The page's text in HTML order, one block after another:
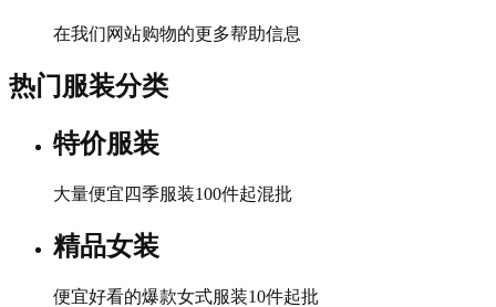
在我们网站购物的更多帮助信息
热门服装分类
特价服装
大量便宜四季服装100件起混批
精品女装
便宜好看的爆款女式服装10件起批